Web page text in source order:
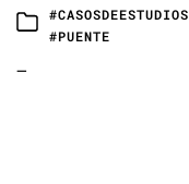
#CASOSDEESTUDIOS
#PUENTE
—